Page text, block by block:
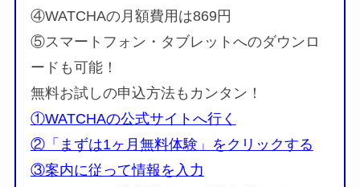
④WATCHAの月額費用は869円
⑤スマートフォン・タブレットへのダウンロ
ードも可能！
無料お試しの申込方法もカンタン！
①WATCHAの公式サイトへ行く
②「まずは1ヶ月無料体験」をクリックする
③案内に従って情報を入力